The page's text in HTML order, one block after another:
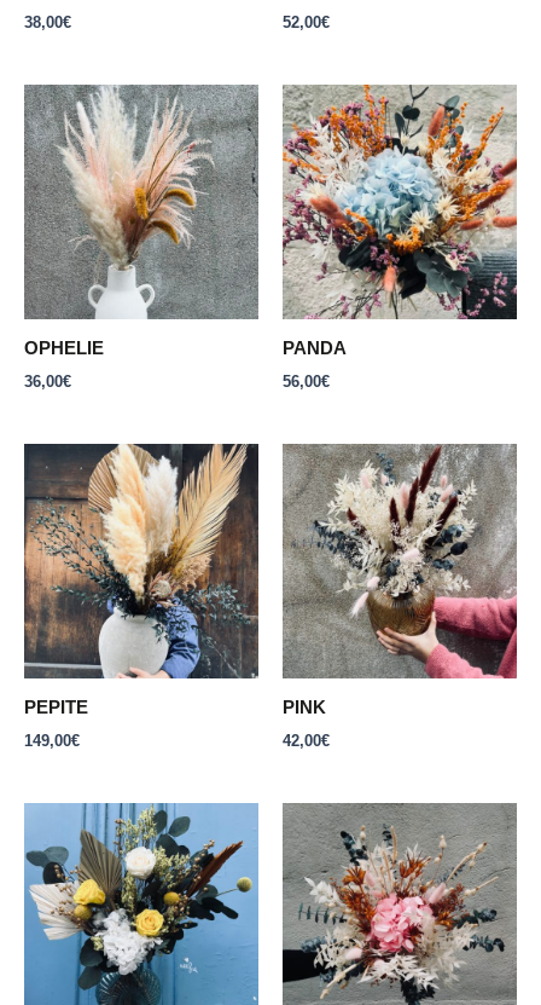
38,00€ 52,00€
OPHELIE
36,00€
PANDA
56,00€
PEPITE
149,00€
PINK
42,00€